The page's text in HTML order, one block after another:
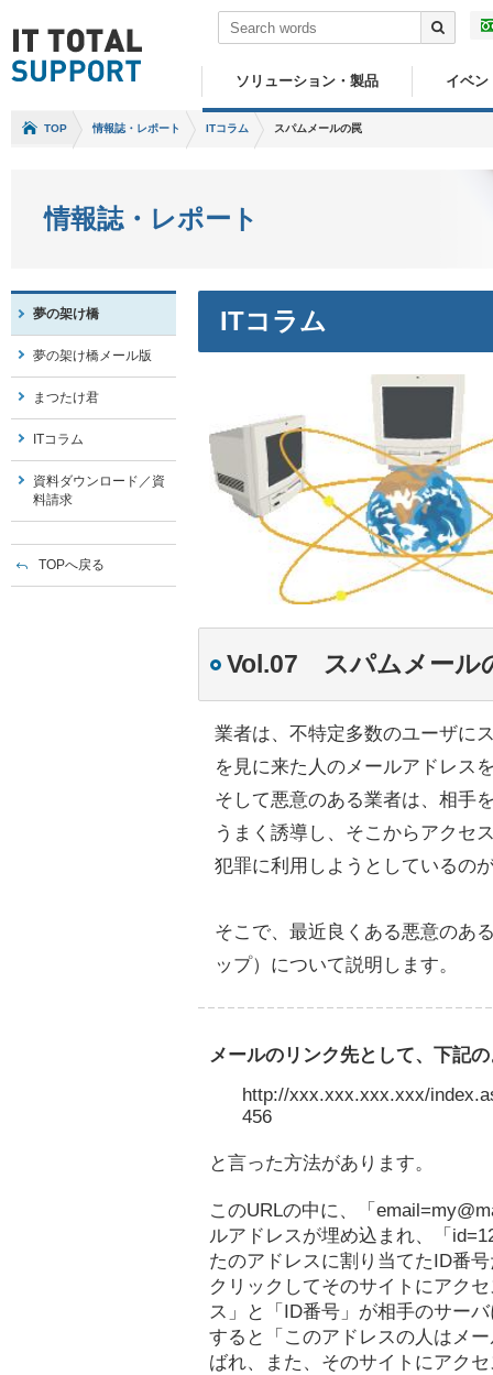
ソリューション・製品 イベン
TOP 情報誌・レポート ITコラム スパムメールの罠
情報誌・レポート
ITコラム
Vol.07 スパムメール
業者は、不特定多数のユーザに
を見に来た人のメールアドレス
そして悪意のある業者は、相手
うまく誘導し、そこからアクセ
犯罪に利用しようとしているの
そこで、最近良くある悪意のあ
ップ）について説明します。
メールのリンク先として、下記
http://xxx.xxx.xxx.xxx/
456
と言った方法があります。
このURLの中に、「
ルアドレスが埋め込まれ、「
たのアドレスに割り当てたID番
クリックしてそのサイトにアク
ス」と「ID番号」が相手のサー
すると「このアドレスの人はメ
ばれ、また、そのサイトにアク
夢の架け橋
夢の架け橋メール版
まつたけ君
ITコラム
資料ダウンロード／資
料請求
TOPへ戻る